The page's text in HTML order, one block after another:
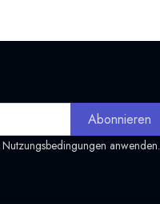
Abonnieren
Nutzungsbedingungen anwenden.